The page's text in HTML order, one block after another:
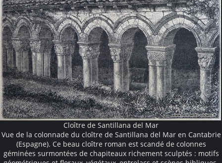
Cloître de Santillana del Mar
Vue de la colonnade du cloître de Santillana del Mar en Cantabrie
(Espagne). Ce beau cloître roman est scandé de colonnes
géminées surmontées de chapiteaux richement sculptés : motifs